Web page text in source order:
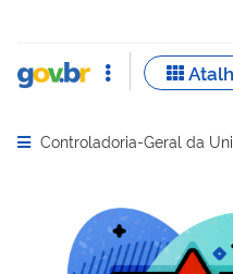
Abrir menu principal de
Controladoria-Geral da